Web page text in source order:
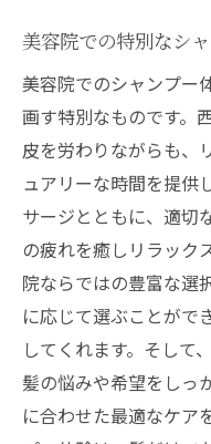
アウトバスケ
美容院で学
自宅でできる
髪のダメージを
び
ダメージヘ
西院の美容
ト
髪のダメー
美容院のシ
ダメージケア
美容院での特別なシ
美容院でのシャンプー
画す特別なものです。
皮を労わりながらも、
ュアリーな時間を提供
サージとともに、適切
の疲れを癒しリラック
院ならではの豊富な選
に応じて選ぶことがで
してくれます。そして
髪の悩みや希望をしっ
に合わせた最適なケア